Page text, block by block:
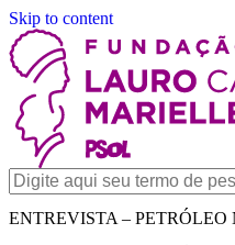
Skip to content
ENTREVISTA –